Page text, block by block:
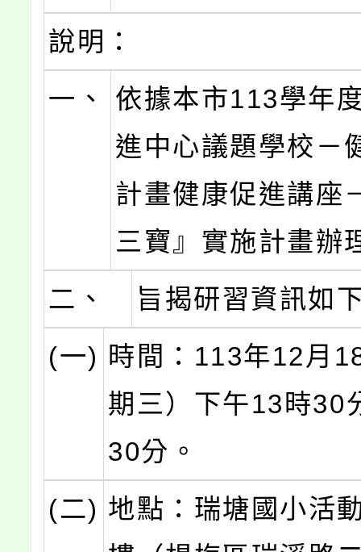
說明：
一、
依據本市113學年
進中心議題學校－
計畫健康促進講座
三寶』實施計畫辦
二、
旨揭研習資訊如
(一) 時間：113年12月
期三）下午13時30
30分。
(二) 地點：瑞塘國小活